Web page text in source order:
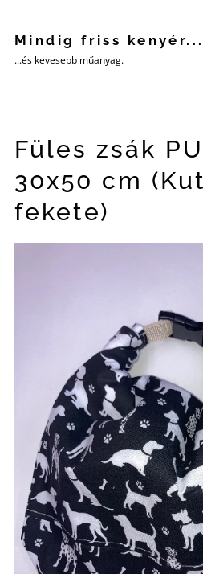
Mindig friss kenyér...
...és kevesebb műanyag.
Füles zsák
30x50 cm
fekete)